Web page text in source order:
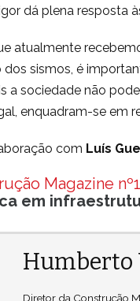
dá plena resposta
atualmente
sismos, é
a sociedade não
enquadram-se em
com Luís
Magazine
em
Humberto
Diretor da Construção